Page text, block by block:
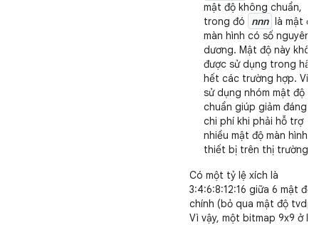
mật độ không chuẩn,
trong đó
nnn là mật độ
màn hình có số nguyên
dương. Mật độ này
được sử dụng trong hầu
hết các trường hợp. Việc
sử dụng nhóm mật độ
chuẩn giúp giảm đáng
chi phí khi phải hỗ trợ
nhiều mật độ màn hình
thiết bị trên thị trường.
Có một tỷ lệ xích là
3:4:6:8:12:16 giữa 6 mật độ
chính (bỏ qua mật độ
Vì vậy, một bitmap 9x9 ở